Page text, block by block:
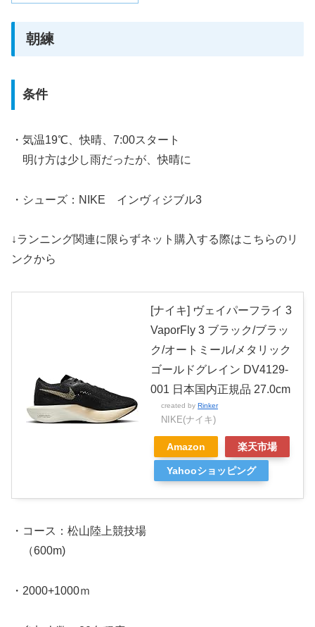
朝練
条件
・気温19℃、快晴、7:00スタート
明け方は少し雨だったが、快晴に
・シューズ：NIKE インヴィジブル3
↓ランニング関連に限らずネット購入する際はこちらのリ
ンクから
[ナイキ] ヴェイパーフライ 3
VaporFly 3 ブラック/ブラッ
ク/オートミール/メタリック
ゴールドグレイン DV4129-
001 日本国内正規品 27.0cm
created by Rinker
NIKE(ナイキ)
Amazon 楽天市場
Yahooショッピング
・コース：松山陸上競技場
（600m)
・2000+1000ｍ